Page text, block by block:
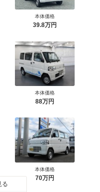
本体価格
39.8万円
本体価格
88万円
本体価格
70万円
る